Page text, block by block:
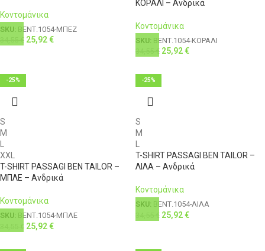
Κοντομάνικα
SKU: ΒΕΝΤ.1054-ΜΠΕΖ
€ 25,92€
ΚΟΡΑΛΙ – Ανδρικά
Κοντομάνικα
SKU: ΒΕΝΤ.1054-ΚΟΡΑΛΙ
€ 25,92€
-25%
S
M
L
XXL
T-SHIRT PASSAGI BEN TAILOR –
ΜΠΛΕ – Ανδρικά
Κοντομάνικα
SKU: ΒΕΝΤ.1054-ΜΠΛΕ
€ 25,92€
-25%
S
M
L
T-SHIRT PASSAGI BEN TAILOR –
ΛΙΛΑ – Ανδρικά
Κοντομάνικα
SKU: ΒΕΝΤ.1054-ΛΙΛΑ
€ 25,92€